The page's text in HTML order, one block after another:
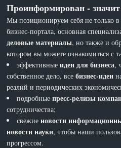
Проинформирован -
Мы позиционируем себя не только
бизнес-портала, основная
деловые материалы, но также и
котором вы можете ознакомиться с
эффективныеидеи для бизнеса,
собственное дело, всебизнес-идеи
реалий и периодических
подробныепресс-релизы
сотрудничества;
свежиеновости
новости науки, чтобы наши
прогрессом.